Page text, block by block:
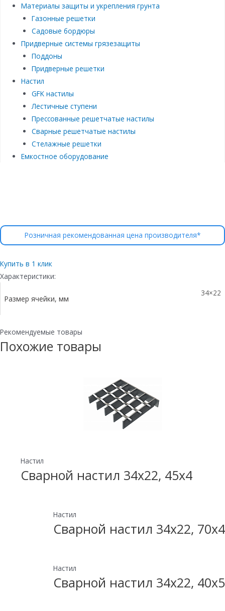
Материалы защиты и укрепления грунта
Газонные решетки
Садовые бордюры
Придверные системы грязезащиты
Поддоны
Придверные решетки
Настил
GFK настилы
Лестичные ступени
Прессованные решетчатые настилы
Сварные решетчатые настилы
Стелажные решетки
Емкостное оборудование
Розничная рекомендованная цена производителя*
Купить в 1 клик
Характеристики:
Размер ячейки, мм
34×22
Рекомендуемые товары
Похожие товары
Настил
Сварной настил 34х22, 45х4
Настил
Сварной настил 34х22, 70х4
Настил
Сварной настил 34х22, 40х5